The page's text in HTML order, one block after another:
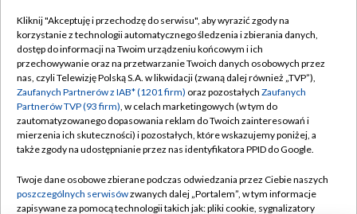
TVP
Abonament TVP
Emisja w TVP
Centrum informacji TVP
Naziemna Telewizja Cyfrowa
Rada Programowa
Regulamin TVP
Polityka prywatności
Moje zgody
Pomoc
Kontakt
Kliknij "Akceptuję i przechodzę do serwisu", aby wyrazić zgody na
korzystanie z technologii automatycznego śledzenia i zbierania danych,
dostęp do informacji na Twoim urządzeniu końcowym i ich
przechowywanie oraz na przetwarzanie Twoich danych osobowych przez
nas, czyli Telewizję Polską S.A. w likwidacji (zwaną dalej również „TVP”),
Zaufanych Partnerów z IAB* (1201 firm) oraz pozostałych Zaufanych
Partnerów TVP (93 firm), w celach marketingowych (w tym do
zautomatyzowanego dopasowania reklam do Twoich zainteresowań i
mierzenia ich skuteczności) i pozostałych, które wskazujemy poniżej, a
także zgody na udostępnianie przez nas identyfikatora PPID do Google.
Twoje dane osobowe zbierane podczas odwiedzania przez Ciebie naszych
poszczególnych serwisówzwanych dalej „Portalem”, w tym informacje
zapisywane za pomocą technologii takich jak: pliki cookie, sygnalizatory